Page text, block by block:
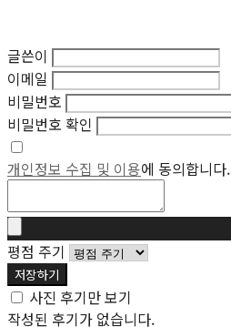
글쓴이
이메일
비밀번호
비밀번호 확인
개인정보 수집 및 이용에 동의합니다.
평점 주기
저장하기
사진 후기만 보기
작성된 후기가 없습니다.